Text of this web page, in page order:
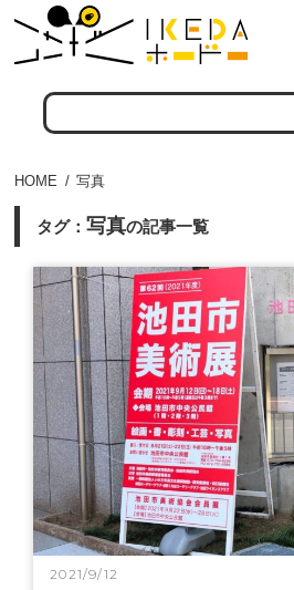
HOME 写真
タグ： 写真の記事一覧
2021/9/12